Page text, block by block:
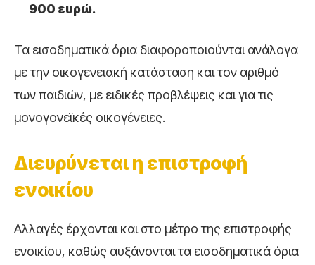
900 ευρώ.
Τα εισοδηματικά όρια διαφοροποιούνται ανάλογα
με την οικογενειακή κατάσταση και τον αριθμό
των παιδιών, με ειδικές προβλέψεις και για τις
μονογονεϊκές οικογένειες.
Διευρύνεται η επιστροφή
ενοικίου
Αλλαγές έρχονται και στο μέτρο της επιστροφής
ενοικίου, καθώς αυξάνονται τα εισοδηματικά όρια